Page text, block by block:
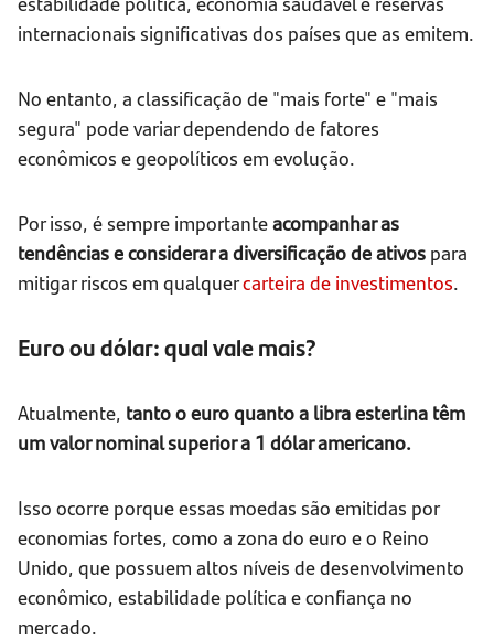
internacionais significativas dos países que as emitem.
No entanto, a classificação de "mais forte" e "mais
segura" pode variar dependendo de fatores
econômicos e geopolíticos em evolução.
Por isso, é sempre importanteacompanhar as
tendências e considerar a diversificação de ativos para
mitigar riscos em qualquercarteira de investimentos.
Euro ou dólar: qual vale mais?
Atualmente, tanto o euro quanto a libra esterlina têm
um valor nominal superior a 1 dólar americano.
Isso ocorre porque essas moedas são emitidas por
economias fortes, como a zona do euro e o Reino
Unido, que possuem altos níveis de desenvolvimento
econômico, estabilidade política e confiança no
mercado.